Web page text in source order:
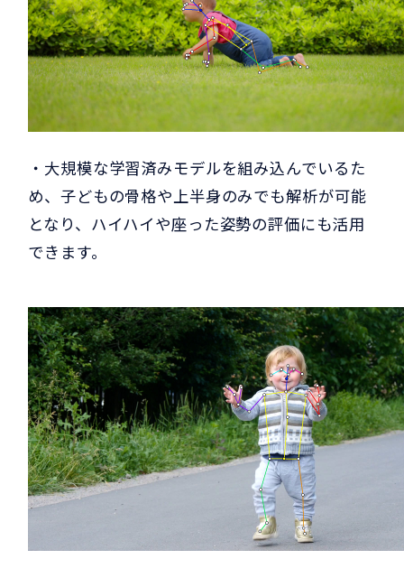
・大規模な学習済みモデルを組み込んでいるた
め、子どもの骨格や上半身のみでも解析が可能
となり、ハイハイや座った姿勢の評価にも活用
できます。